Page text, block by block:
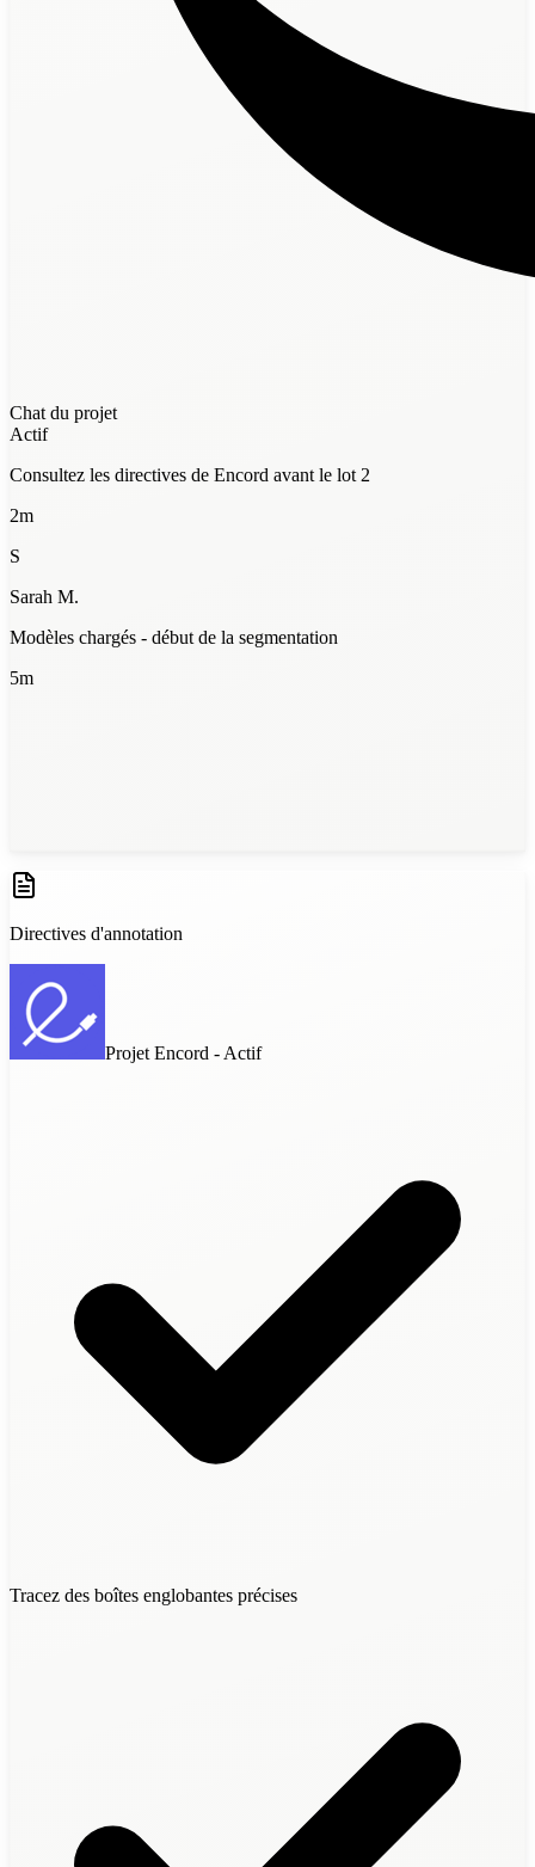
Chat du projet
Actif
Consultez les directives de Encord avant le lot 2
2m
S
Sarah M.
Modèles chargés - début de la segmentation
5m
Directives d'annotation
Projet Encord - Actif
Tracez des boîtes englobantes précises